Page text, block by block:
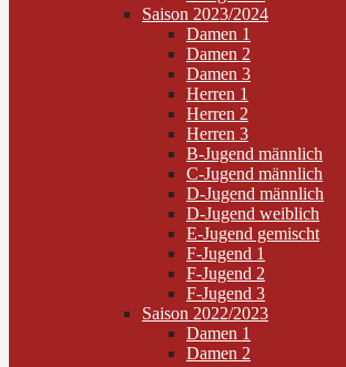
Saison 2023/2024
Damen 1
Damen 2
Damen 3
Herren 1
Herren 2
Herren 3
B-Jugend männlich
C-Jugend männlich
D-Jugend männlich
D-Jugend weiblich
E-Jugend gemischt
F-Jugend 1
F-Jugend 2
F-Jugend 3
Saison 2022/2023
Damen 1
Damen 2